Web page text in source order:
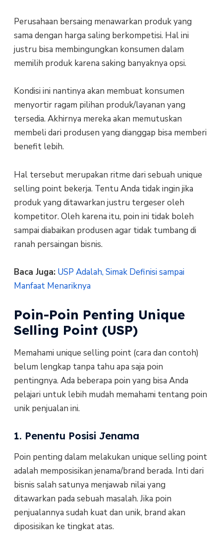
Perusahaan bersaing menawarkan produk yang
sama dengan harga saling berkompetisi. Hal ini
justru bisa membingungkan konsumen dalam
memilih produk karena saking banyaknya opsi.
Kondisi ini nantinya akan membuat konsumen
menyortir ragam pilihan produk/layanan yang
tersedia. Akhirnya mereka akan memutuskan
membeli dari produsen yang dianggap bisa memberi
benefit lebih.
Hal tersebut merupakan ritme dari sebuah unique
selling point bekerja. Tentu Anda tidak ingin jika
produk yang ditawarkan justru tergeser oleh
kompetitor. Oleh karena itu, poin ini tidak boleh
sampai diabaikan produsen agar tidak tumbang di
ranah persaingan bisnis.
Baca Juga: USP Adalah, Simak Definisi sampai
Manfaat Menariknya
Poin-Poin Penting Unique
Selling Point (USP)
Memahami unique selling point (cara dan contoh)
belum lengkap tanpa tahu apa saja poin
pentingnya. Ada beberapa poin yang bisa Anda
pelajari untuk lebih mudah memahami tentang poin
unik penjualan ini.
1. Penentu Posisi Jenama
Poin penting dalam melakukan unique selling point
adalah memposisikan jenama/brand berada. Inti dari
bisnis salah satunya menjawab nilai yang
ditawarkan pada sebuah masalah. Jika poin
penjualannya sudah kuat dan unik, brand akan
diposisikan ke tingkat atas.